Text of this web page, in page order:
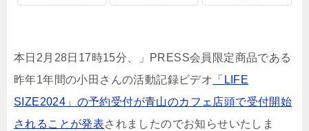
本日2月28日17時15分、」PRESS会員限定商品である
昨年1年間の小田さんの活動記録ビデオ
「LIFE
SIZE2024」の予約受付が青山のカフェ店頭で受付開始
されることが発表されましたのでお知らせいたしま